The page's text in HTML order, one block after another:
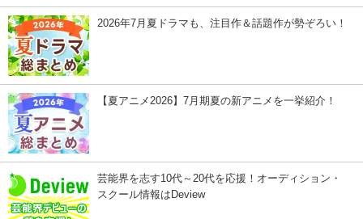
2026年7月夏ドラマも、注目作＆話題作が勢ぞろい！
【夏アニメ2026】7月期夏の新アニメを一挙紹介！
芸能界を志す10代～20代を応援！オーディション・
スクール情報はDeview